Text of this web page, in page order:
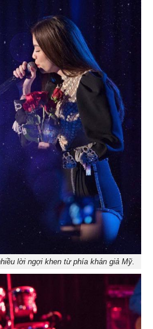
lời ngợi khen từ phía khán giả Mỹ.